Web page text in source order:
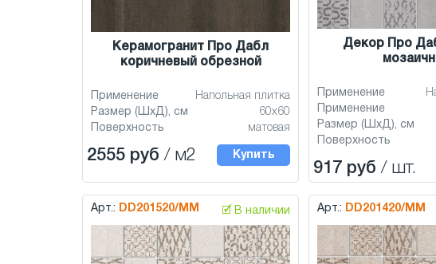
Керамогранит Про Дабл
коричневый обрезной
Применение
Напольная плитка
Размер (ШхД), см
60x60
Поверхность
матовая
2555 руб / м2 Купить
Декор Про
Применение
Применение
Размер (ШхД), см
Поверхность
917 руб / шт.
Арт.: DD201520/MM 🗹 В наличии Арт.: DD201420/MM